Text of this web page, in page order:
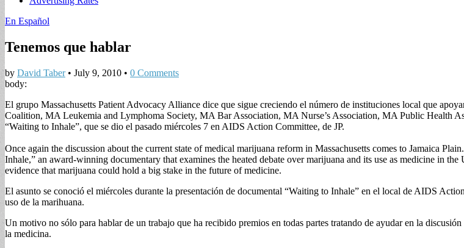
En Español
Tenemos que hablar
by David Taber• July 9, 2010 • 0 Comments
body:
El grupo Massachusetts Patient Advocacy Alliance dice que sigue creciendo el número de instituciones local que
Coalition, MA Leukemia and Lymphoma Society, MA Bar Association, MA Nurse’s Association, MA Public Health
“Waiting to Inhale”, que se dio el pasado miércoles 7 en AIDS Action Committee, de JP.
Once again the discussion about the current state of medical marijuana reform in Massachusetts comes to Jamaica
Inhale,” an award-winning documentary that examines the heated debate over marijuana and its use as medicine in
evidence that marijuana could hold a big stake in the future of medicine.
El asunto se conoció el miércoles durante la presentación de documental “Waiting to Inhale” en el local de AIDS
uso de la marihuana.
Un motivo no sólo para hablar de un trabajo que ha recibido premios en todas partes tratando de ayudar en la
la medicina.